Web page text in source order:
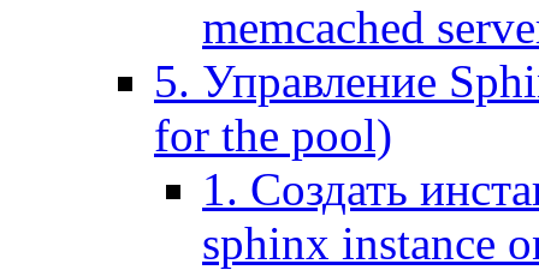
memcached
5. Управление
for the pool)
1. Создать
sphinx instance